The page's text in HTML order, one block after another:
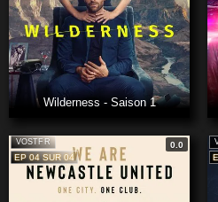
Wilderness - Saison 1
VOSTFR
0.0
EP 04 SUR 04